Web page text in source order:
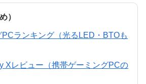
）
ランキング（光るLED・BTOも
Xレビュー（携帯ゲーミングPCの